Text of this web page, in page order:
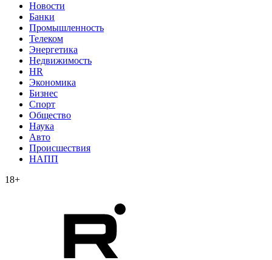
Новости
Банки
Промышленность
Телеком
Энергетика
Недвижимость
HR
Экономика
Бизнес
Спорт
Общество
Наука
Авто
Происшествия
НАПП
18+